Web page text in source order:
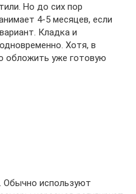
Но до сих пор
4-5 месяцев, если
Кладка и
Хотя, в
обложить уже готовую
используют